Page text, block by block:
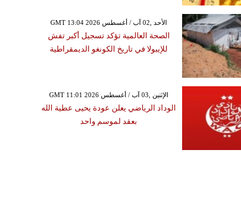
GMT 13:04 2026 الأحد ,02 آب / أغسطس
الصحة العالمية تؤكد تسجيل أكبر تفش
للإيبولا في تاريخ الكونغو الديمقراطية
GMT 11:01 2026 الإثنين ,03 آب / أغسطس
الوداد الرياضي يعلن عودة يحيى عطية الله
بعقد لموسم واحد